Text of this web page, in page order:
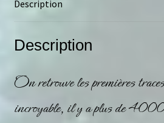
Description
Description
On retrouve les premières
incroyable, il y a plus de